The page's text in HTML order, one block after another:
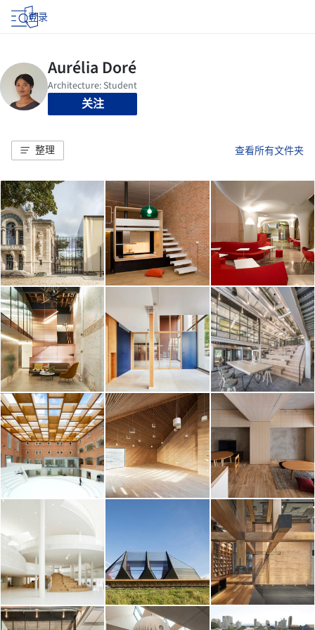
登录
关注
整理 查看所有文件夹